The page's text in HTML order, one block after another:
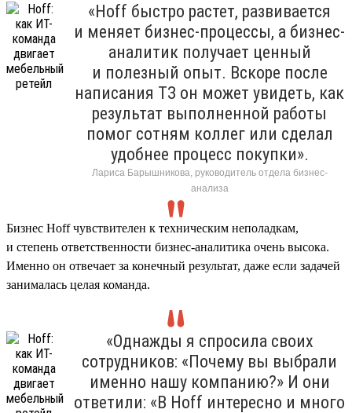
«Hoff быстро растет, развивается
и меняет бизнес-процессы, а бизнес-
аналитик получает ценный
и полезный опыт. Вскоре после
написания ТЗ он может увидеть, как
результат выполненной работы
помог сотням коллег или сделал
удобнее процесс покупки».
Лариса Барышникова, руководитель отдела бизнес-
анализа
Бизнес Hoff чувствителен к техническим неполадкам,
и степень ответственности бизнес-аналитика очень высока.
Именно он отвечает за конечный результат, даже если задачей
занималась целая команда.
«Однажды я спросила своих
сотрудников: «Почему вы выбрали
именно нашу компанию?» И они
ответили: «В Hoff интересно и много